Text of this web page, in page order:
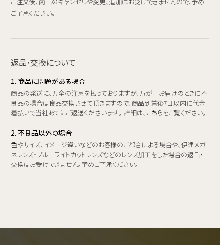
ご了承ください。
返品・交換について
1. 商品に問題がある場合
商品の発送に、万全の注意を払っておりますが、万が一お届けのときに不
良品の場合は良品交換させて頂きますので、商品到着後7日以内に代金
着払いで当社あてにご返送くださいませ。 詳細は、 こちらをご覧ください。
2. 不良品以外の場合
色やサイズ、イメージ違いなどのお客様のご都合による場合や、伊達メガ
ネレンズ・ブルーライトカットレンズなどのレンズ加工をした場合の返品・
交換はお受けできません。予めご了承ください。